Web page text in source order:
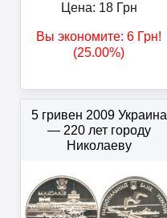
Цена: 18Грн
Вы экономите: 6 Грн!
(25.00%)
5 гривен 2009 Украина
— 220 лет городу
Николаеву